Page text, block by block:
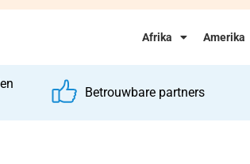
Afrika Amerika
Betrouwbare partners